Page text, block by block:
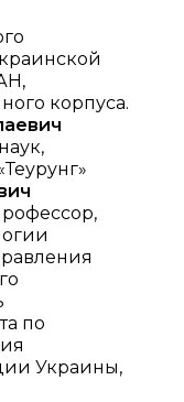
корпуса.
по
Украины,